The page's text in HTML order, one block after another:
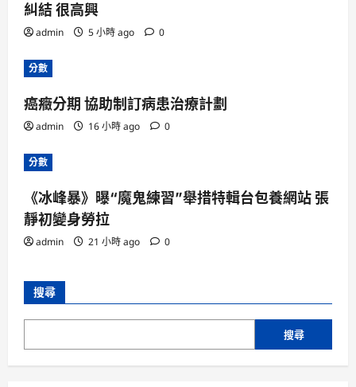
糾結 很高興
admin 5 小時 ago 0
分數
癌癥分期 協助制訂病患治療計劃
admin 16 小時 ago 0
分數
《冰峰暴》曝“魔鬼練習”舉措特輯台包養網站 張
靜初變身勞拉
admin 21 小時 ago 0
搜尋
搜尋